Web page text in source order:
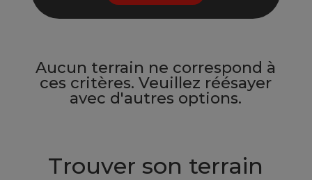
Aucun terrain ne correspond à
ces critères. Veuillez réésayer
avec d'autres options.
Trouver son terrain